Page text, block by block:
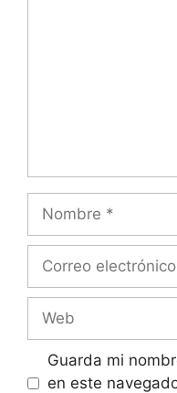
electrónico
Guarda mi
en este